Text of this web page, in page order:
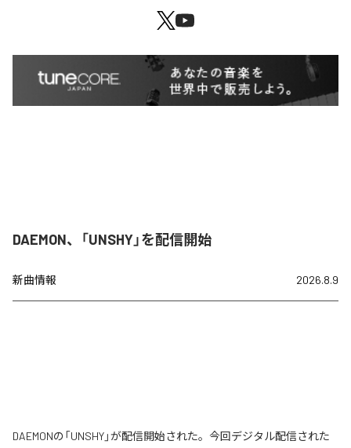
DAEMON、「UNSHY」を配信開始
新曲情報 2026.8.9
DAEMONの「UNSHY」が配信開始された。今回デジタル配信された